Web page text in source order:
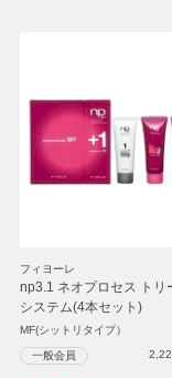
フィヨーレ
np3.1 ネオプロセス トリ
システム(4本セット)
MF(シットリタイプ）
一般会員